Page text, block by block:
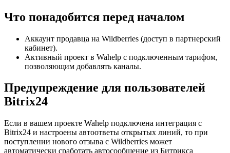
Что понадобится перед началом
Аккаунт продавца на Wildberries (доступ в партнерский
кабинет).
Активный проект в Wahelp с подключенным тарифом,
позволяющим добавлять каналы.
Предупреждение для пользователей
Bitrix24
Если в вашем проекте Wahelp подключена интеграция с
Bitrix24 и настроены автоответы открытых линий, то при
поступлении нового отзыва с Wildberries может
автоматически сработать автосообщение из Битрикса